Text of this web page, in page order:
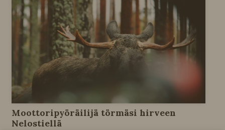
Moottoripyöräilijä törmäsi hirveen
Nelostiellä